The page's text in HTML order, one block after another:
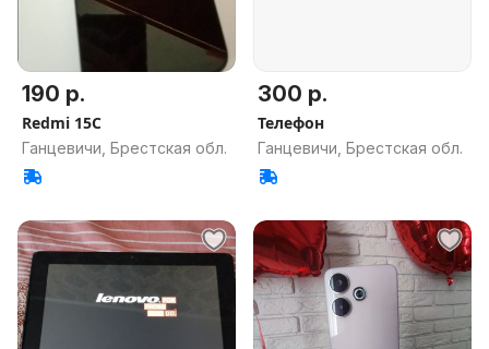
190 р.
Redmi 15C
Ганцевичи, Брестская обл.
300 р.
Телефон
Ганцевичи, Брестская обл.